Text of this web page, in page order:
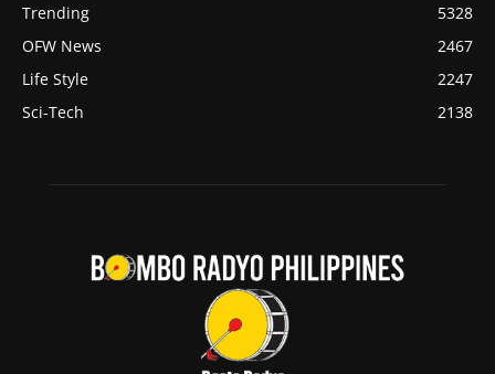
Trending
5328
OFW News
2467
Life Style
2247
Sci-Tech
2138